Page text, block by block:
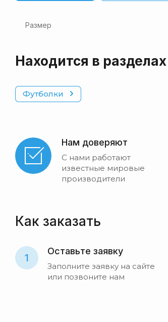
Размер
Находится в разделах
Футболки
Нам доверяют
С нами работают
известные мировые
производители
Как заказать
1
Оставьте заявку
Заполните заявку на сайте
или позвоните нам